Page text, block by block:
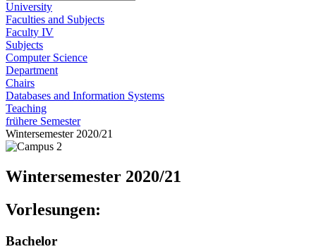
University
Faculties and Subjects
Faculty IV
Subjects
Computer Science
Department
Chairs
Databases and Information Systems
Teaching
frühere Semester
Wintersemester 2020/21
Wintersemester 2020/21
Vorlesungen:
Bachelor